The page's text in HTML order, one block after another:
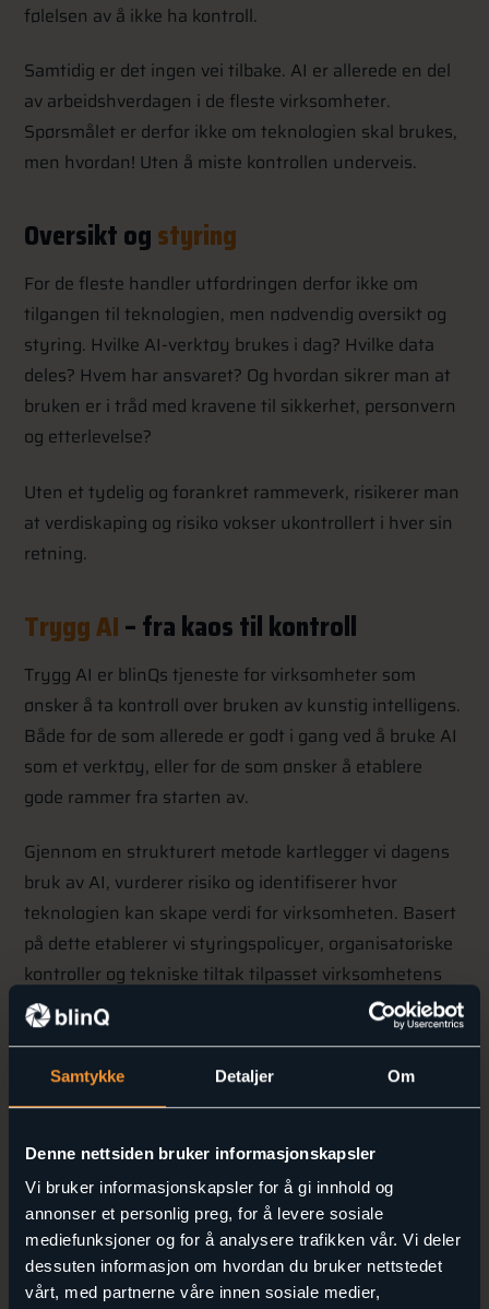
Samtykke Detaljer Om
Denne nettsiden bruker informasjonskapsler
Vi bruker informasjonskapsler for å gi innhold og
annonser et personlig preg, for å levere sosiale
mediefunksjoner og for å analysere trafikken vår. Vi deler
dessuten informasjon om hvordan du bruker nettstedet
vårt, med partnerne våre innen sosiale medier,
følelsen av å ikke ha kontroll.
Samtidig er det ingen vei tilbake. AI er allerede en del
av arbeidshverdagen i de fleste virksomheter.
Spørsmålet er derfor ikke om teknologien skal brukes,
men hvordan! Uten å miste kontrollen underveis.
Oversikt ogstyring
For de fleste handler utfordringen derfor ikke om
tilgangen til teknologien, men nødvendig oversikt og
styring. Hvilke AI-verktøy brukes i dag? Hvilke data
deles? Hvem har ansvaret? Og hvordan sikrer man at
bruken er i tråd med kravene til sikkerhet, personvern
og etterlevelse?
Uten et tydelig og forankret rammeverk, risikerer man
at verdiskaping og risiko vokser ukontrollert i hver sin
retning.
Trygg AI– fra kaos til kontroll
Trygg AI er blinQs tjeneste for virksomheter som
ønsker å ta kontroll over bruken av kunstig intelligens.
Både for de som allerede er godt i gang ved å bruke AI
som et verktøy, eller for de som ønsker å etablere
gode rammer fra starten av.
Gjennom en strukturert metode kartlegger vi dagens
bruk av AI, vurderer risiko og identifiserer hvor
teknologien kan skape verdi for virksomheten. Basert
på dette etablerer vi styringspolicyer, organisatoriske
kontroller og tekniske tiltak tilpasset virksomhetens
behov.
Retningslinjer og policyer har liten verdi dersom de
Resultatet er en virksomhet som kan ta i bruk AI på
en trygg og kontrollert måte, med styring og
dokumentasjon som støtter kravene i GDPR, ISO
27001/42001 og den kommende EU AI Act.